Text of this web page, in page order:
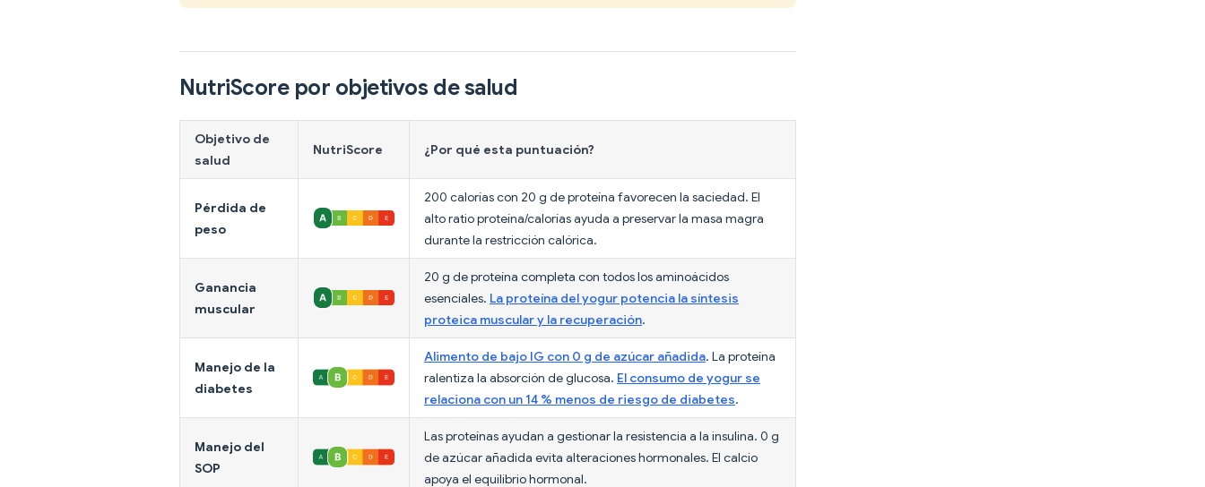
NutriScore por objetivos de salud
Objetivo de
salud
NutriScore ¿Por qué esta puntuación?
Pérdida de
peso
200 calorías con 20 g de proteína favorecen la saciedad. El
alto ratio proteína/calorías ayuda a preservar la masa magra
durante la restricción calórica.
Ganancia
muscular
20 g de proteína completa con todos los aminoácidos
esenciales. La proteína del yogur potencia la síntesis
proteica muscular y la recuperación.
Manejo de la
diabetes
Alimento de bajo IG con 0 g de azúcar añadida. La proteína
ralentiza la absorción de glucosa. El consumo de yogur se
relaciona con un 14 % menos de riesgo de diabetes.
Manejo del
SOP
Las proteínas ayudan a gestionar la resistencia a la insulina. 0 g
de azúcar añadida evita alteraciones hormonales. El calcio
apoya el equilibrio hormonal.